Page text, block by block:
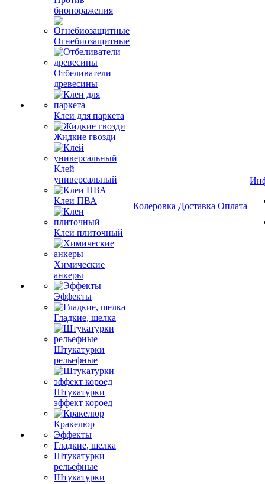
биопоражения
Огнебиозащитные
Отбеливатели
древесины
Клеи для паркета
Жидкие гвозди
Клей
универсальный
Клеи ПВА
Клеи плиточный
Химические
анкеры
Эффекты
Гладкие, шелка
Штукатурки
рельефные
Штукатурки
эффект короед
Кракелюр
Эффекты
Гладкие, шелка
Штукатурки
рельефные
Штукатурки
Колеровка Доставка Оплата